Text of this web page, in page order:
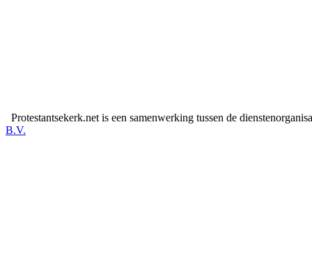
Protestantsekerk.net is een samenwerking tussen de
B.V.